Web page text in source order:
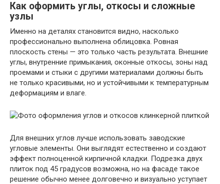
Как оформить углы, откосы и сложные
узлы
Именно на деталях становится видно, насколько
профессионально выполнена облицовка. Ровная
плоскость стены — это только часть результата. Внешние
углы, внутренние примыкания, оконные откосы, зоны над
проемами и стыки с другими материалами должны быть
не только красивыми, но и устойчивыми к температурным
деформациям и влаге.
Для внешних углов лучше использовать заводские
угловые элементы. Они выглядят естественно и создают
эффект полноценной кирпичной кладки. Подрезка двух
плиток под 45 градусов возможна, но на фасаде такое
решение обычно менее долговечно и визуально уступает